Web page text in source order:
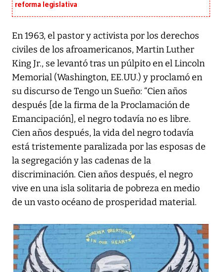
reforma legislativa
En 1963, el pastor y activista por los derechos
civiles de los afroamericanos, Martin Luther
King Jr., se levantó tras un púlpito en el Lincoln
Memorial (Washington, EE.UU.) y proclamó en
su discurso de Tengo un Sueño: “Cien años
después [de la firma de la Proclamación de
Emancipación], el negro todavía no es libre.
Cien años después, la vida del negro todavía
está tristemente paralizada por las esposas de
la segregación y las cadenas de la
discriminación. Cien años después, el negro
vive en una isla solitaria de pobreza en medio
de un vasto océano de prosperidad material.